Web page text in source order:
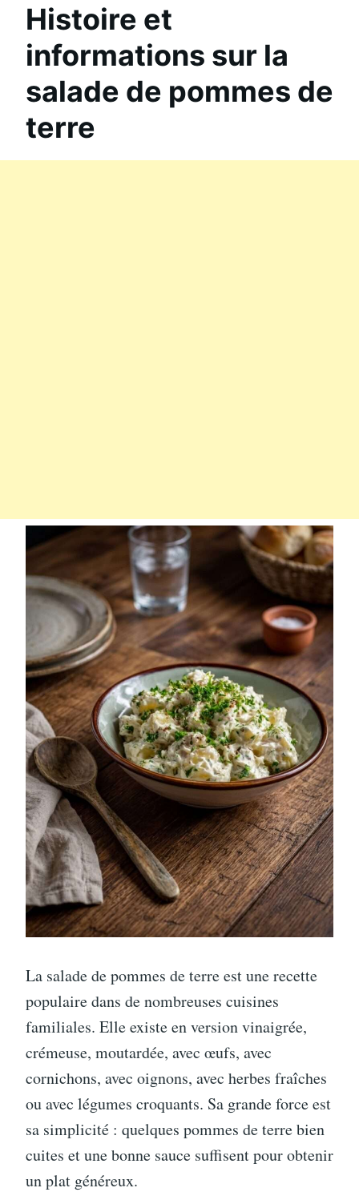
Histoire et
informations sur la
salade de pommes de
terre
La salade de pommes de terre est une recette
populaire dans de nombreuses cuisines
familiales. Elle existe en version vinaigrée,
crémeuse, moutardée, avec œufs, avec
cornichons, avec oignons, avec herbes fraîches
ou avec légumes croquants. Sa grande force est
sa simplicité : quelques pommes de terre bien
cuites et une bonne sauce suffisent pour obtenir
un plat généreux.